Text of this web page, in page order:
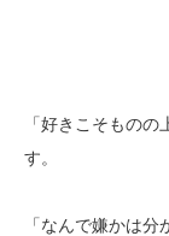
「好きこそもの
す。
「なんで嫌かは